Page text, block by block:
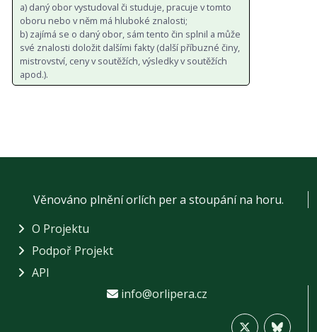
a) daný obor vystudoval či studuje, pracuje v tomto
oboru nebo v něm má hluboké znalosti;
b) zajímá se o daný obor, sám tento čin splnil a může
své znalosti doložit dalšími fakty (další příbuzné činy,
mistrovství, ceny v soutěžích, výsledky v soutěžích
apod.).
Věnováno plnění orlích per a stoupání na horu.
O Projektu
Podpoř Projekt
API
info@orlipera.cz